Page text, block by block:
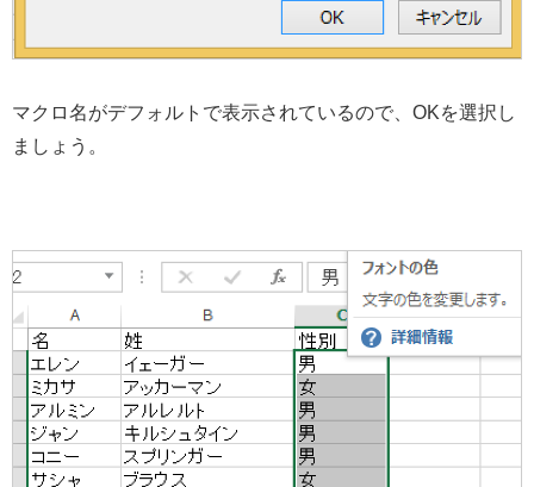
マクロ名がデフォルトで表示されているので、OKを選択し
ましょう。